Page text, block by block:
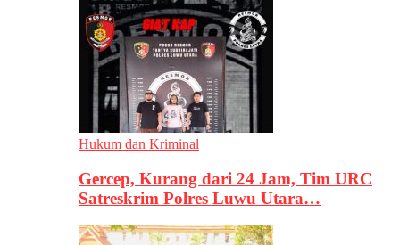
Hukum dan Kriminal
Gercep, Kurang dari 24 Jam, Tim URC
Satreskrim Polres Luwu Utara…